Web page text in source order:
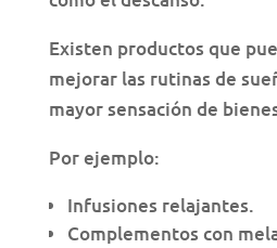
Existen productos que
mejorar las rutinas de
mayor sensación de
Por ejemplo:
Infusiones relajantes.
Complementos con